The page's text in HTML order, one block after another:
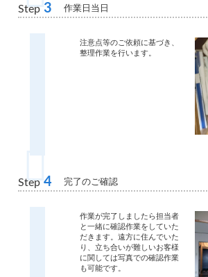
Step 3 作業日当日
注意点等のご依頼に基づき、
整理作業を行います。
Step 4 完了のご確認
作業が完了しましたら担当者
と一緒に確認作業をしていた
だきます。遠方に住んでいた
り、立ち合いが難しいお客様
に関しては写真での確認作業
も可能です。